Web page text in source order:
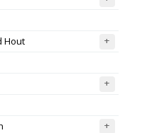
Hout